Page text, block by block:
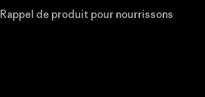
Rappel de produit pour nourrissons